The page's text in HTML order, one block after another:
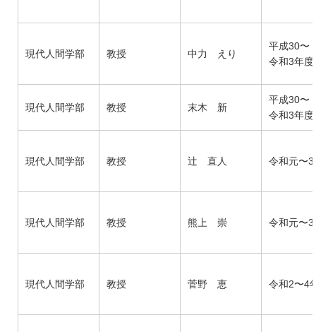
現代人間学部 教授 中力 えり
平成30〜
令和3年度
現代人間学部 教授 末木 新
平成30〜
令和3年度
現代人間学部 教授 辻 直人 令和元〜3
現代人間学部 教授 熊上 崇 令和元〜3
現代人間学部 教授 菅野 恵 令和2〜4